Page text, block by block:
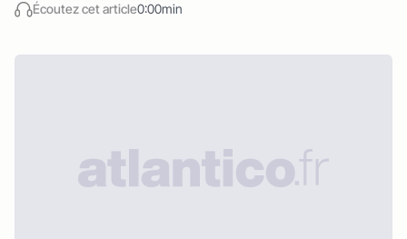
Écoutez cet article0:00min